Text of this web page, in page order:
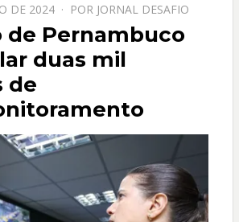
DE 2024 POR JORNAL DESAFIO
de Pernambuco
duas mil
de